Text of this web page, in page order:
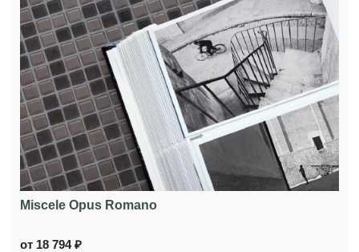
Miscele Opus Romano
от 18 794 ₽